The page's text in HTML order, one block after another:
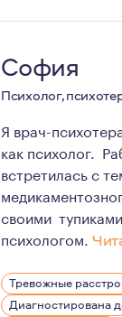
София
Психолог,
Я врач-
как психолог.
встретилась с
своими
психологом.
Я врач, у меня
Какие у меня
Тревожные
Диагностирована